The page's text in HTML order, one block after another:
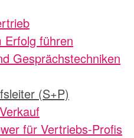
Erfolg führen
Gesprächstechniken
(S+P)
für Vertriebs-Profis